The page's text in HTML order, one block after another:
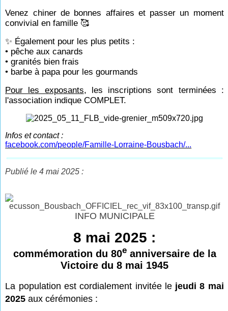
Venez chiner de bonnes affaires et passer un moment
convivial en famille 🥰
✨ Également pour les plus petits :
• pêche aux canards
• granités bien frais
• barbe à papa pour les gourmands
Pour les exposants, les inscriptions sont terminées :
l'association indique COMPLET.
Infos et contact :
facebook.com/people/Famille-Lorraine-Bousbach/...
Publié le 4 mai 2025 :
INFO MUNICIPALE
8 mai 2025 :
commémoration du 80eanniversaire de la
Victoire du 8 mai 1945
La population est cordialement invitée le jeudi 8 mai
2025 aux cérémonies :